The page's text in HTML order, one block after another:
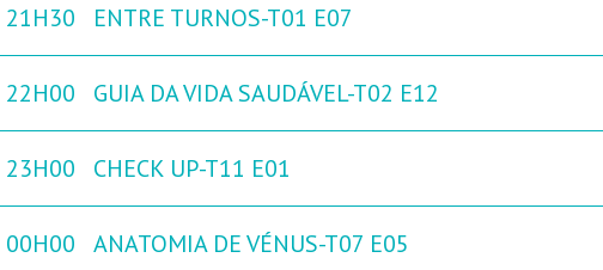
21H30 ENTRE TURNOS-T01 E07
22H00 GUIA DA VIDA SAUDÁVEL-T02 E12
23H00 CHECK UP-T11 E01
00H00 ANATOMIA DE VÉNUS-T07 E05